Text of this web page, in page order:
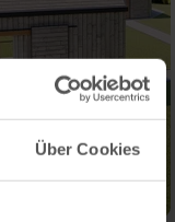
Über Cookies